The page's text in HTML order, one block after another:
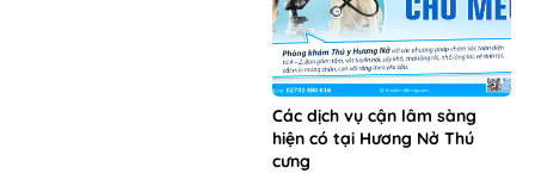
Các dịch vụ cận lâm sàng
hiện có tại Hương Nở Thú
cưng